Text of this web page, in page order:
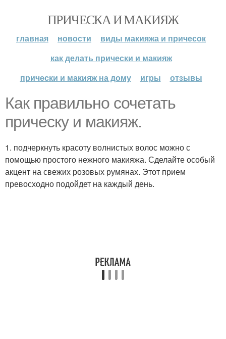
ПРИЧЕСКА И МАКИЯЖ
главная новости
виды макияжа и причесок
как делать прически и макияж
прически и макияж на дому
игры отзывы
Как правильно сочетать
прическу и макияж.
1. подчеркнуть красоту волнистых волос можно с
помощью простого нежного макияжа. Сделайте особый
акцент на свежих розовых румянах. Этот прием
превосходно подойдет на каждый день.